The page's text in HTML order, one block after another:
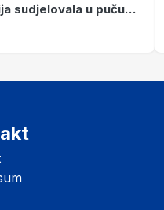
sudjelovala u puču
odveo u krvavi